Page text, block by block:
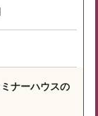
ナーハウスの